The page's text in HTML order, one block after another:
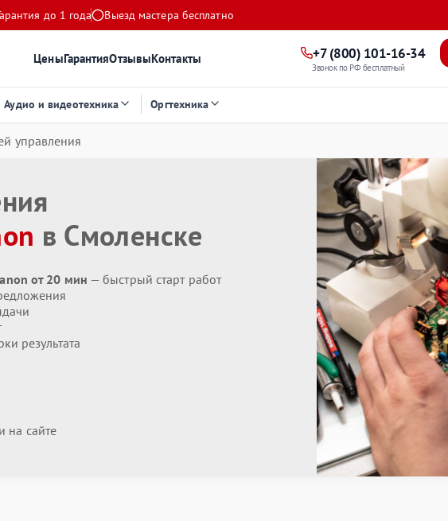
до 1 года Выезд мастера бесплатно
ЦеныГарантияОтзывыКонтакты +7 (800) 101-16-34
Звонок по РФ бесплатный
Аудио и видеотехника Оргтехника
управления
в Смоленске
от 20 мин — быстрый старт работ
результата
на сайте